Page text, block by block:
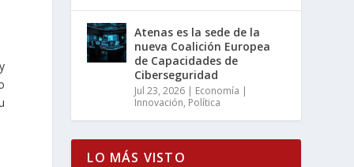
Atenas es la sede de la
nueva Coalición Europea
de Capacidades de
Ciberseguridad
Jul 23, 2026 | Economía |
Innovación, Política
LO MÁS VISTO